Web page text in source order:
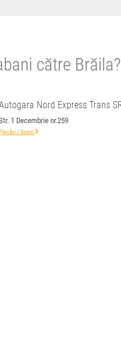
către Brăila?
Nord Express Trans
1 Decembrie nr.259
/ Sosiri